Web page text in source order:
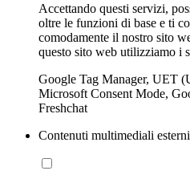
Accettando questi servizi,
oltre le funzioni di base e ti
comodamente il nostro sito
questo sito web utilizziamo i
Google Tag Manager, UET
Microsoft Consent Mode,
Freshchat
Contenuti multimediali esterni